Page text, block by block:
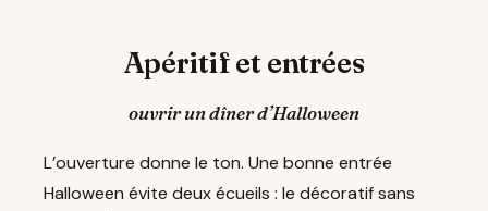
Apéritif et entrées
ouvrir un dîner d’Halloween
L’ouverture donne le ton. Une bonne entrée
Halloween évite deux écueils : le décoratif sans